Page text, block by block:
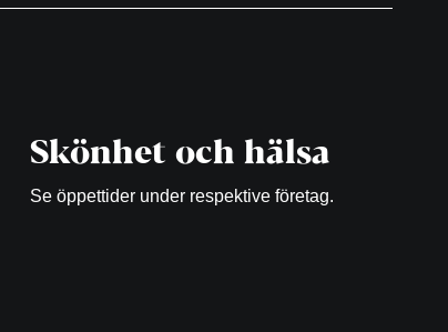
Skönhet och hälsa
Se öppettider under respektive företag.